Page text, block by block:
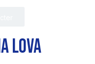
LOVA